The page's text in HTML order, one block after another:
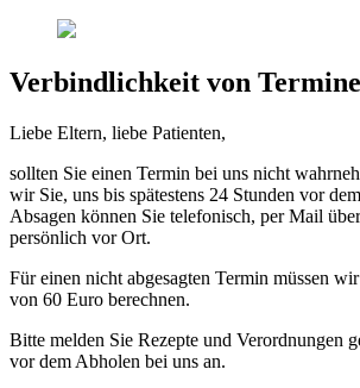
Verbindlichkeit von
Liebe Eltern, liebe Patienten,
sollten Sie einen Termin bei uns nicht
wir Sie, uns bis spätestens 24 Stunden vor
Absagen können Sie telefonisch, per Mail
persönlich vor Ort.
Für einen nicht abgesagten Termin müssen
von 60 Euro berechnen.
Bitte melden Sie Rezepte und Verordnungen
vor dem Abholen bei uns an.